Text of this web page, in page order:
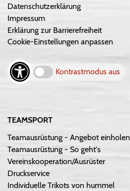
Datenschutzerklärung
Impressum
Erklärung zur Barrierefreiheit
Cookie-Einstellungen anpassen
Kontrastmodus aus
TEAMSPORT
Teamausrüstung - Angebot einholen
Teamausrüstung - So geht's
Vereinskooperation/Ausrüster
Druckservice
Individuelle Trikots von hummel